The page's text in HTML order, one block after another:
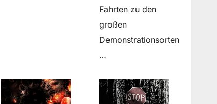
Fahrten zu den
großen
Demonstrationsorten
…